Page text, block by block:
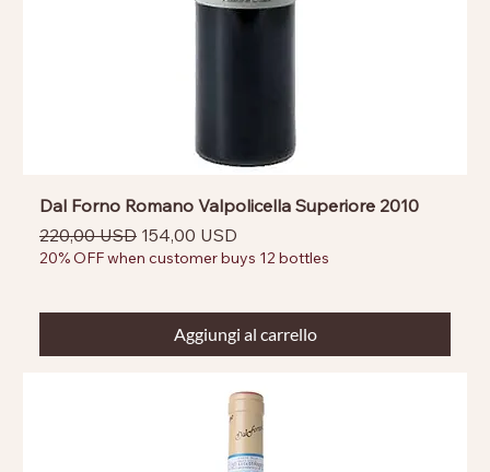
Dal Forno Romano Valpolicella Superiore 2010
Prezzo regolare
220,00 USD Prezzo scontato
154,00 USD
20% OFF when customer buys 12 bottles
Aggiungi al carrello